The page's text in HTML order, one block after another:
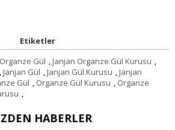
Etiketler
Gül ,Janjan Organze Gül Kurusu ,
,Janjan Gül ,Janjan Gül Kurusu ,Janjan
Gül , Organze Gül Kurusu , Organze
,
HABERLER